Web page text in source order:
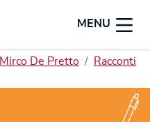
MENU
Mirco De Pretto
Racconti